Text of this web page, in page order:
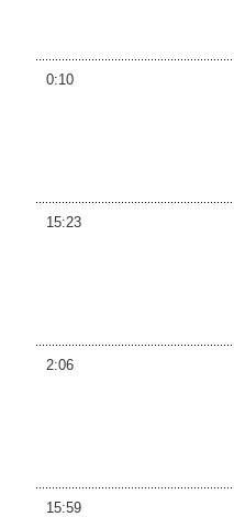
0:10
15:23
2:06
15:59